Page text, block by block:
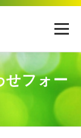
メニュー
せフォー